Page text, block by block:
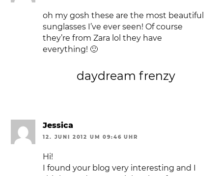
oh my gosh these are the most beautiful
sunglasses I’ve ever seen! Of course
they’re from Zara lol they have
everything! 🙂
daydream frenzy
Jessica
12. JUNI 2012 UM 09:46 UHR
Hi!
I found your blog very interesting and I